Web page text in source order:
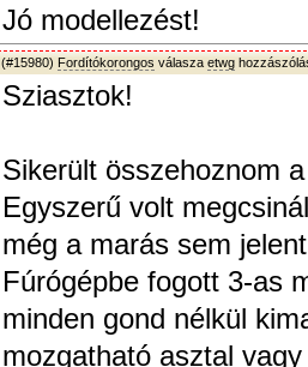
Jó modellezést!
(#15980) Fordítókorongos válasza etwg
Sziasztok!
Sikerült összehoznom
Egyszerű volt
még a marás sem
Fúrógépbe fogott 3-as
minden gond nélkül
mozgatható asztal